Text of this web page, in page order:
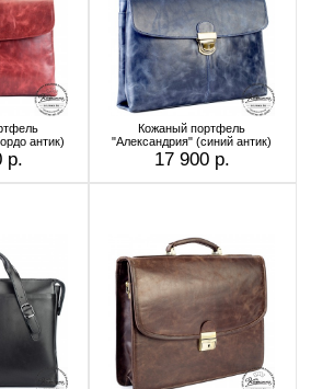
антик)
р.
Кожаный портфель
"Александрия" (синий антик)
17 900 р.